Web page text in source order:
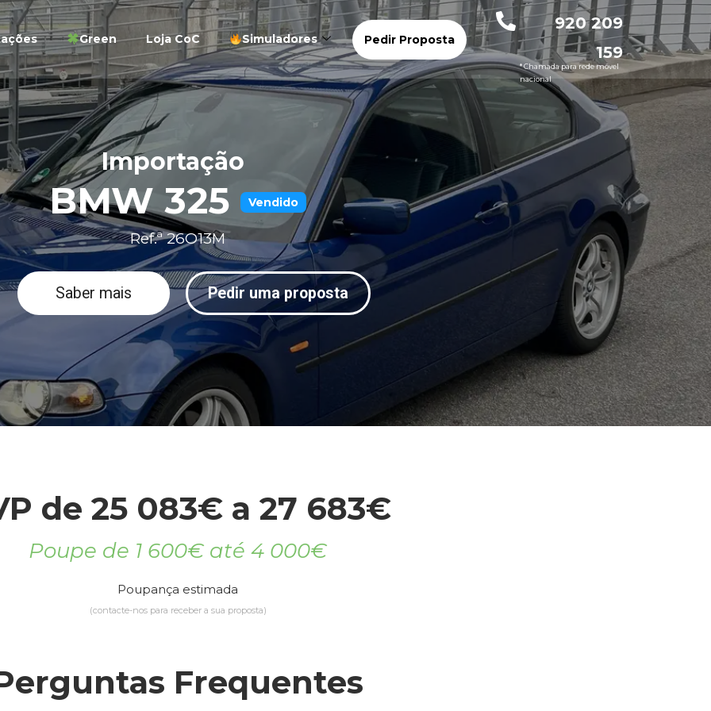
Green Loja CoC Simuladores Pedir Proposta
920 209
159
* Chamada para rede móvel
nacional
Importação
BMW 325 Vendido
Ref.ª 26O13M
Saber mais Pedir uma proposta
de 25 083€ a 27 683€
Poupe de 1 600€ até 4 000€
Poupança estimada
(contacte-nos para receber a sua proposta)
Frequentes